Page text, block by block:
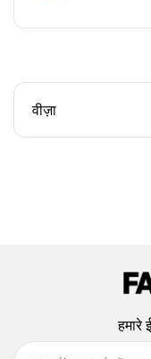
वीज़ा
हमारे